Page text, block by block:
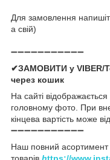
Для замовлення
а свій)
➖➖➖➖➖➖➖➖➖➖➖
✔ЗАМОВИТИ у VIBER/
через кошик
На сайті
головному фото. При
кінцева вартість може
➖➖➖➖➖➖➖➖➖➖➖
Наш повний асортимент
товарів https://